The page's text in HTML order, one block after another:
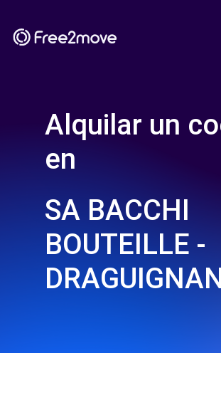
Alquilar un
en
SA BACCHI
BOUTEILLE -